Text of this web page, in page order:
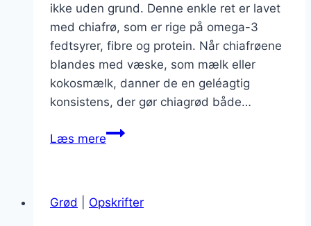
ikke uden grund. Denne enkle ret er lavet
med chiafrø, som er rige på omega-3
fedtsyrer, fibre og protein. Når chiafrøene
blandes med væske, som mælk eller
kokosmælk, danner de en geléagtig
konsistens, der gør chiagrød både…
Læs mereBakkechiagrød
skefuld
Grød Opskrifter